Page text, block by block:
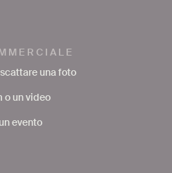
una foto
o un video
evento